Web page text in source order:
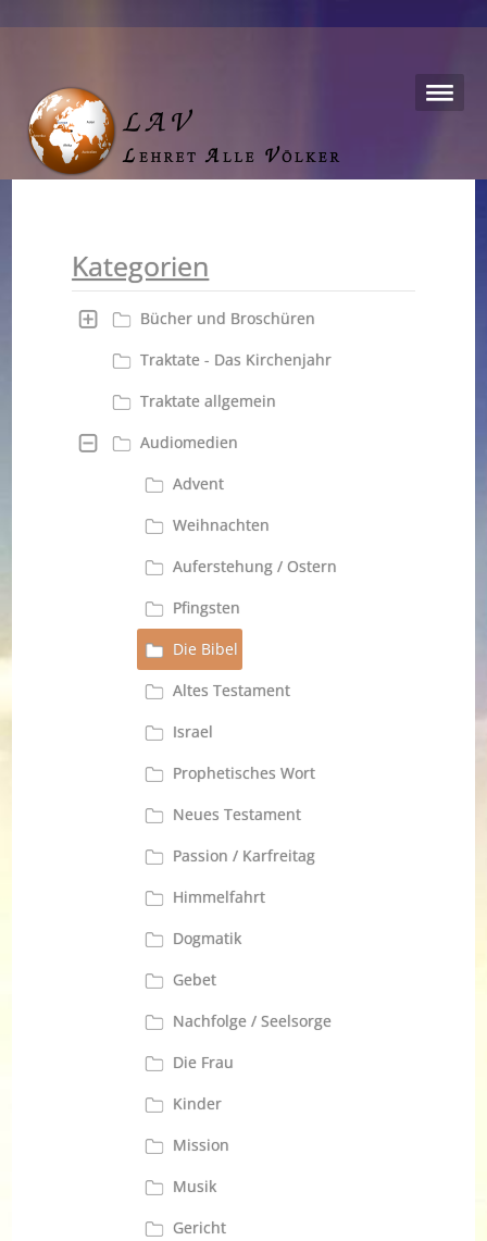
Kategorien
Bücher und Broschüren
Traktate - Das Kirchenjahr
Traktate allgemein
Audiomedien
Advent
Weihnachten
Auferstehung / Ostern
Pfingsten
Die Bibel
Altes Testament
Israel
Prophetisches Wort
Neues Testament
Passion / Karfreitag
Himmelfahrt
Dogmatik
Gebet
Nachfolge / Seelsorge
Die Frau
Kinder
Mission
Musik
Gericht